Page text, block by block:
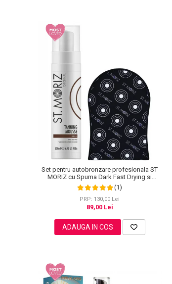
Set pentru autobronzare profesionala ST
MORIZ cu Spuma Dark Fast Drying si
Manusa Velvet Tanning Mitt
(1)
PRP: 130,00 Lei
89,00 Lei
ADAUGA IN COS